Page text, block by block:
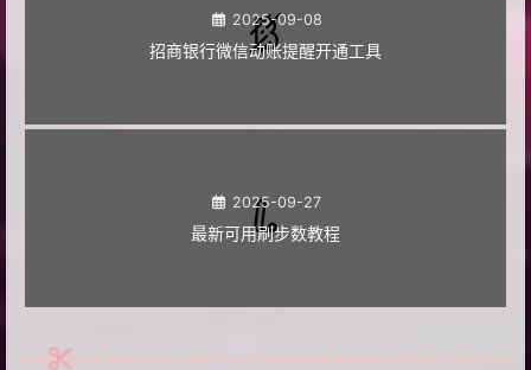
2025-09-08
招商银行微信动账提醒开通工具
2025-09-27
最新可用刷步数教程